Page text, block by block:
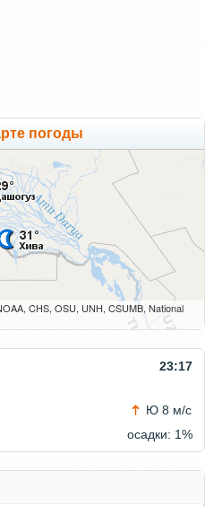
погоды
CHS, OSU, UNH, CSUMB, National
23:17
Ю 8 м/с
осадки: 1%